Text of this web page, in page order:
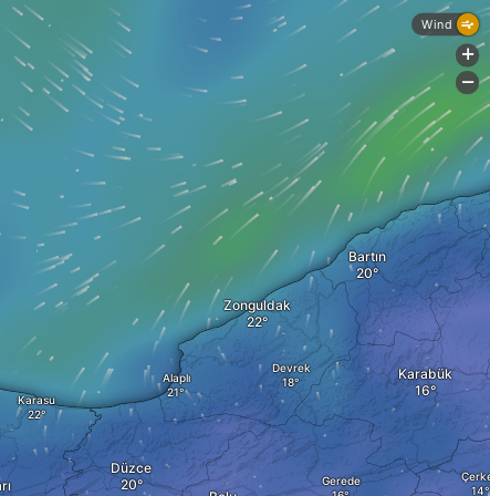
Karasu
Gerede
Düzce
Devrek
Bartın
Zonguldak
Alaplı Karabük
Wind
+
-